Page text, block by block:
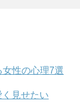
性の心理7選
く見せたい